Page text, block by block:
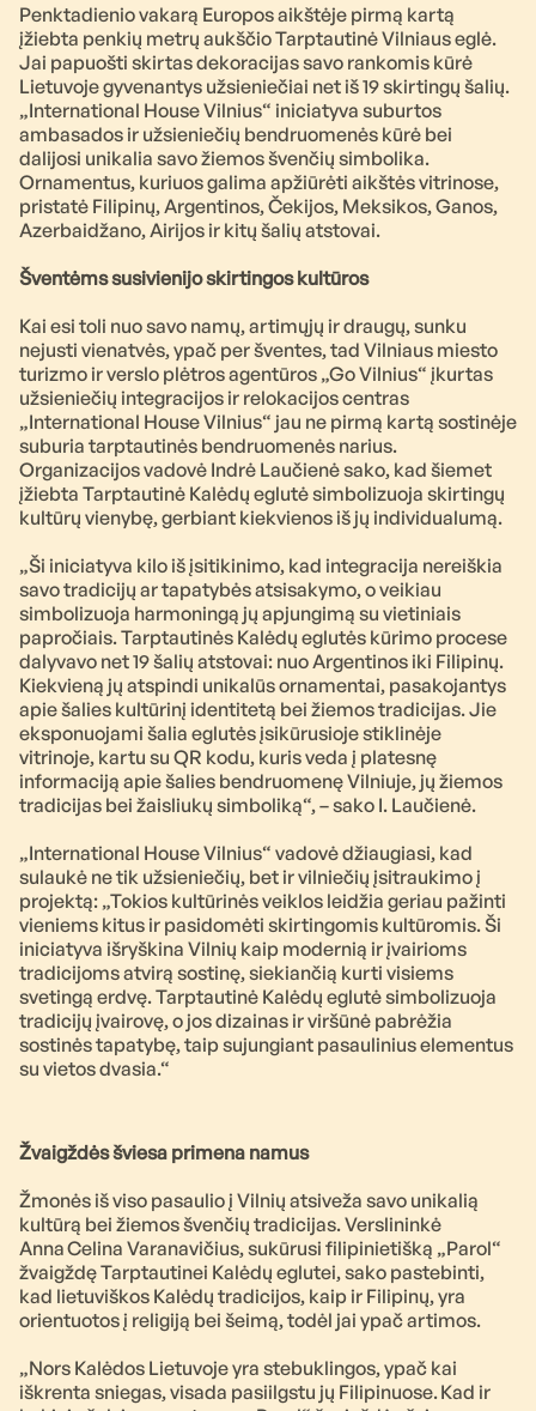
Penktadienio vakarą Europos aikštėje pirmą kartą
įžiebta penkių metrų aukščio Tarptautinė Vilniaus eglė.
Jai papuošti skirtas dekoracijas savo rankomis kūrė
Lietuvoje gyvenantys užsieniečiai net iš 19 skirtingų šalių.
„International House Vilnius“ iniciatyva suburtos
ambasados ir užsieniečių bendruomenės kūrė bei
dalijosi unikalia savo žiemos švenčių simbolika.
Ornamentus, kuriuos galima apžiūrėti aikštės vitrinose,
pristatė Filipinų, Argentinos, Čekijos, Meksikos, Ganos,
Azerbaidžano, Airijos ir kitų šalių atstovai.
Šventėms susivienijo skirtingos kultūros
Kai esi toli nuo savo namų, artimųjų ir draugų, sunku
nejusti vienatvės, ypač per šventes, tad Vilniaus miesto
turizmo ir verslo plėtros agentūros „Go Vilnius“ įkurtas
užsieniečių integracijos ir relokacijos centras
„International House Vilnius“ jau ne pirmą kartą sostinėje
suburia tarptautinės bendruomenės narius.
Organizacijos vadovė Indrė Laučienė sako, kad šiemet
įžiebta Tarptautinė Kalėdų eglutė simbolizuoja skirtingų
kultūrų vienybę, gerbiant kiekvienos iš jų individualumą.
„Ši iniciatyva kilo iš įsitikinimo, kad integracija nereiškia
savo tradicijų ar tapatybės atsisakymo, o veikiau
simbolizuoja harmoningą jų apjungimą su vietiniais
papročiais. Tarptautinės Kalėdų eglutės kūrimo procese
dalyvavo net 19 šalių atstovai: nuo Argentinos iki Filipinų.
Kiekvieną jų atspindi unikalūs ornamentai, pasakojantys
apie šalies kultūrinį identitetą bei žiemos tradicijas. Jie
eksponuojami šalia eglutės įsikūrusioje stiklinėje
vitrinoje, kartu su QR kodu, kuris veda į platesnę
informaciją apie šalies bendruomenę Vilniuje, jų žiemos
tradicijas bei žaisliukų simboliką“, – sako I. Laučienė.
„International House Vilnius“ vadovė džiaugiasi, kad
sulaukė ne tik užsieniečių, bet ir vilniečių įsitraukimo į
projektą: „Tokios kultūrinės veiklos leidžia geriau pažinti
vieniems kitus ir pasidomėti skirtingomis kultūromis. Ši
iniciatyva išryškina Vilnių kaip modernią ir įvairioms
tradicijoms atvirą sostinę, siekiančią kurti visiems
svetingą erdvę. Tarptautinė Kalėdų eglutė simbolizuoja
tradicijų įvairovę, o jos dizainas ir viršūnė pabrėžia
sostinės tapatybę, taip sujungiant pasaulinius elementus
su vietos dvasia.“
Žvaigždės šviesa primena namus
Žmonės iš viso pasaulio į Vilnių atsiveža savo unikalią
kultūrą bei žiemos švenčių tradicijas. Verslininkė
Anna Celina Varanavičius, sukūrusi filipinietišką „Parol“
žvaigždę Tarptautinei Kalėdų eglutei, sako pastebinti,
kad lietuviškos Kalėdų tradicijos, kaip ir Filipinų, yra
orientuotos į religiją bei šeimą, todėl jai ypač artimos.
„Nors Kalėdos Lietuvoje yra stebuklingos, ypač kai
iškrenta sniegas, visada pasiilgstu jų Filipinuose. Kad ir